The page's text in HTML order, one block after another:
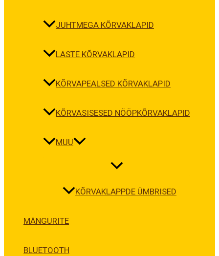
JUHTMEGA KÕRVAKLAPID
LASTE KÕRVAKLAPID
KÕRVAPEALSED KÕRVAKLAPID
KÕRVASISESED NÖÖPKÕRVAKLAPID
MUU
KÕRVAKLAPPDE ÜMBRISED
MÄNGURITE
BLUETOOTH